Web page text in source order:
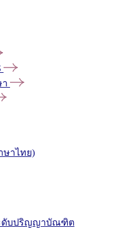
ษาไทย)
ดับปริญญาบัณฑิต